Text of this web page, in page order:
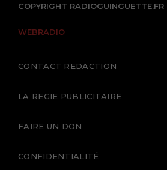
COPYRIGHT RADIOGUINGUETTE.FR
WEBRADIO
CONTACT REDACTION
LA REGIE PUBLICITAIRE
FAIRE UN DON
CONFIDENTIALITÉ